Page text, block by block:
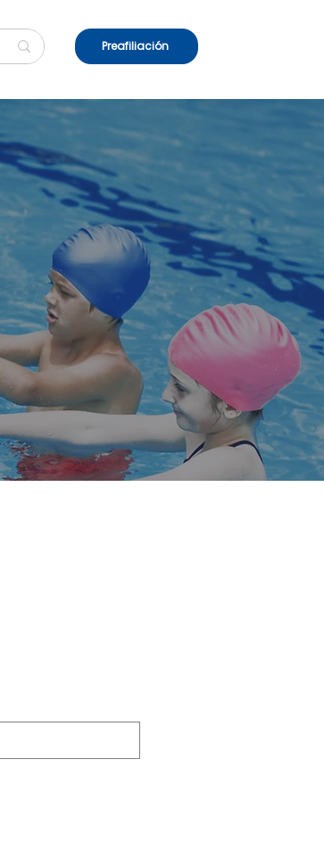
Preafiliación